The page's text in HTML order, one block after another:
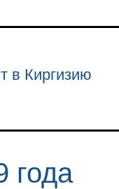
в Киргизию
года